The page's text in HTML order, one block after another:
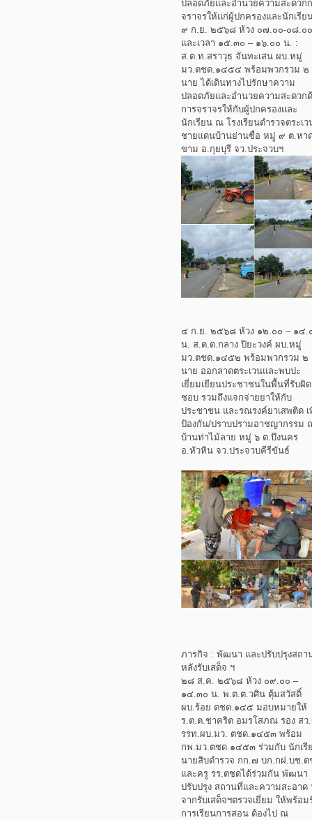
ปลอดภัยและอำนวยความสะดวก
จราจรให้แก่ผู้ปกครองและนักเรีย
๙ ก.ย. ๒๕๖๘ ห้วง ๐๗.๐๐-๐๘.๐
และเวลา ๑๕.๓๐ – ๑๖.๐๐ น. :
ส.ต.ท.สราวุธ จันทะเสน ผบ.หมู่
มว.ตชด.๑๔๕๔ พร้อมพวกรวม ๒
นาย ได้เดินทางไปรักษาความ
ปลอดภัยและอำนวยความสะดวก
การจราจรให้กับผู้ปกครองและ
นักเรียน ณ โรงเรียนตำรวจตระเว
ชายแดนบ้านย่านซื่อ หมู่ ๙ ต.หา
ขาม อ.กุยบุรี จว.ประจวบฯ
๔ ก.ย. ๒๕๖๘ ห้วง ๑๒.๐๐ – ๑๔.
น. ส.ต.ต.กลาง ปิยะวงค์ ผบ.หมู่
มว.ตชด.๑๔๕๒ พร้อมพวกรวม ๒
นาย ออกลาดตระเวนและพบปะ
เยี่ยมเยียนประชาชนในพื้นที่รับผิด
ชอบ รวมถึงแจกจ่ายยาให้กับ
ประชาชน และรณรงค์ยาเสพติด เ
ป้องกัน/ปราบปรามอาชญากรรม
บ้านท่าไม้ลาย หมู่ ๖ ต.บึงนคร
อ.หัวหิน จว.ประจวบคีรีขันธ์
ภารกิจ : พัฒนา และปรับปรุงสถา
หลังรับเสด็จ ฯ
๒๘ ส.ค. ๒๕๖๘ ห้วง ๐๙.๐๐ –
๑๔.๓๐ น. พ.ต.ต.วศิน ตุ้มสวัสดิ์
ผบ.ร้อย ตชด.๑๔๕ มอบหมายให้
ร.ต.ต.ชาคริต อมรโสภณ รอง สว
รรท.ผบ.มว. ตชด.๑๔๕๓ พร้อม
กพ.มว.ตชด.๑๔๕๓ ร่วมกับ นักเรี
นายสิบตำรวจ กก.๗ บก.กฝ.บช.ต
และครู รร.ตชดได้ร่วมกัน พัฒนา
ปรับปรุง สถานที่และความสะอาด
จากรับเสด็จฯตรวจเยี่ยม ให้พร้อม
การเรียนการสอน ต้องไป ณ